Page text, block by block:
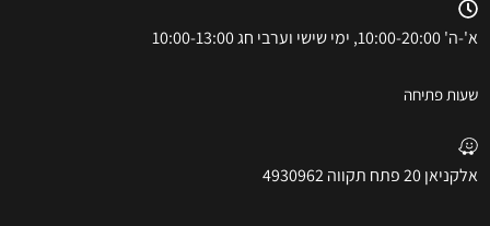
א'-ה' 10:00-20:00, ימי שישי וערבי חג 10:00-13:00
שעות פתיחה
אלקניאן 20 פתח תקווה 4930962